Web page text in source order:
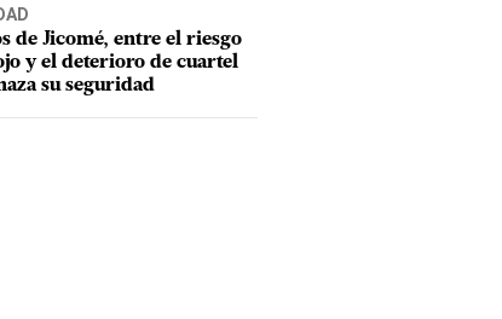
de Jicomé, entre el riesgo
y el deterioro de cuartel
su seguridad